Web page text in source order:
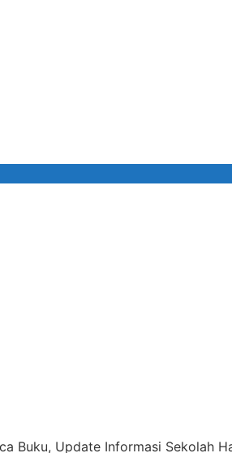
Buku, Update Informasi Sekolah